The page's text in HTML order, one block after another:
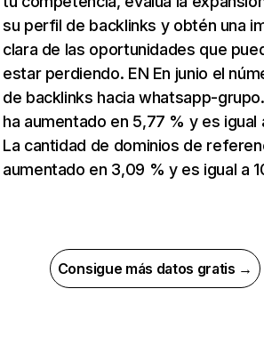
su perfil de backlinks y obtén una
clara de las oportunidades que
estar perdiendo. EN En junio el
de backlinks hacia whatsapp-
ha aumentado en 5,77 % y es igual
La cantidad de dominios de
aumentado en 3,09 % y es igual a
Consigue más datos gratis →